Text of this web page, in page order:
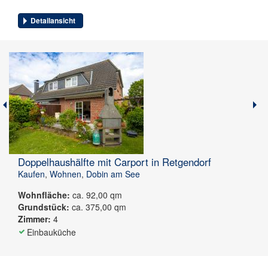
Detailansicht
Doppelhaushälfte mit Carport in Retgendorf
Kaufen, Wohnen, Dobin am See
Wohnfläche: ca. 92,00 qm
Grundstück: ca. 375,00 qm
Zimmer: 4
Einbauküche